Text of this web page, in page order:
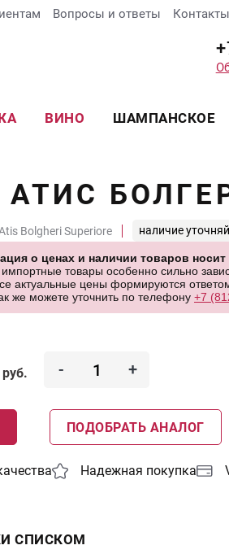
Вопросы и ответы Контакты
ВИНО ШАМПАНСКОЕ
Bolgheri Superiore наличие
о ценах и наличии товаров
товары особенно сильно
актуальные цены формируются
же можете уточнить по телефону +7
руб. - +
ПОДОБРАТЬ АНАЛОГ
Надежная покупка
СПИСКОМ